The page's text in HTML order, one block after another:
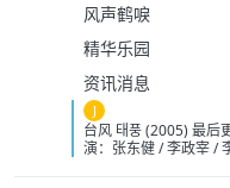
风声鹤唳
精华乐园
资讯消息
J
台风 태풍 (2005) 最后
演：张东健 / 李政宰 /